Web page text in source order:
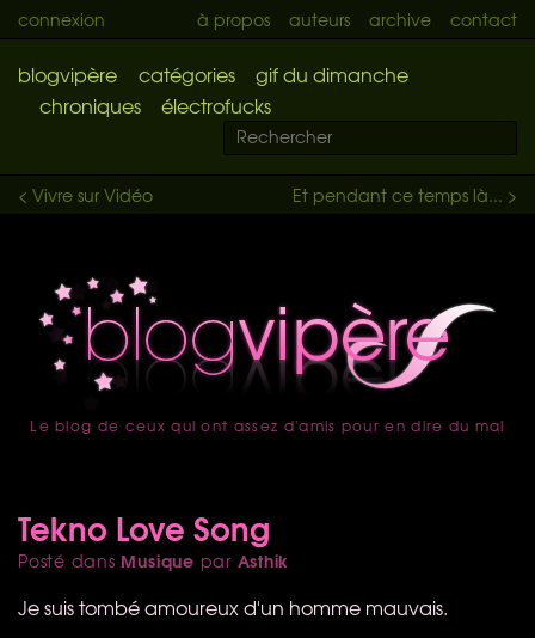
connexion à propos auteurs archive contact
blogvipère catégories
gif du dimanche
chroniques
électrofucks
Et pendant ce temps là... >
< Vivre sur Vidéo
accueil
Le blog de ceux qui ont assez d'amis pour en dire du mal
Tekno Love Song
Posté dans Musique par Asthik
Je suis tombé amoureux d'un homme mauvais.